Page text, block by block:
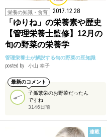
栄養の知識・食育 2017.12.28
「ゆりね」の栄養素や歴史
【管理栄養士監修】12月の
旬の野菜の栄養学
管理栄養士が解説する旬の野菜の豆知識
posted by
小山 幸子
最新のコメント
子孫繁栄のお野菜だったん
ですね
3146日前
連載